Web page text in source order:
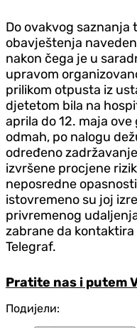
Do ovakvog saznanja
obavještenja
nakon čega je u
upravom
prilikom otpusta iz
djetetom bila na
aprila do 12. maja
odmah, po nalogu
određeno
izvršene procjene
neposredne
istovremeno su joj
privremenog
zabrane da
Telegraf.
Pratite nas i putem
Подијели: